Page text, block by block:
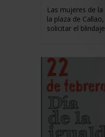
Las mujeres de
la plaza de
solicitar el